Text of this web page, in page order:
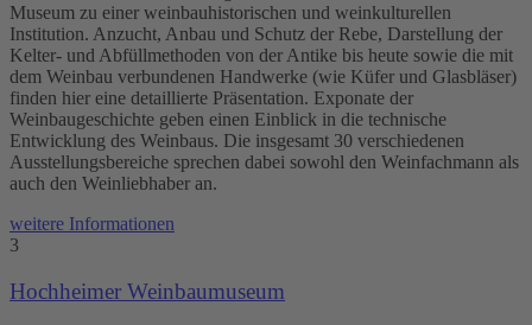
Museum zu einer weinbauhistorischen und weinkulturellen
Institution. Anzucht, Anbau und Schutz der Rebe, Darstellung der
Kelter- und Abfüllmethoden von der Antike bis heute sowie die mit
dem Weinbau verbundenen Handwerke (wie Küfer und Glasbläser)
finden hier eine detaillierte Präsentation. Exponate der
Weinbaugeschichte geben einen Einblick in die technische
Entwicklung des Weinbaus. Die insgesamt 30 verschiedenen
Ausstellungsbereiche sprechen dabei sowohl den Weinfachmann als
auch den Weinliebhaber an.
weitere Informationen
3
Hochheimer Weinbaumuseum